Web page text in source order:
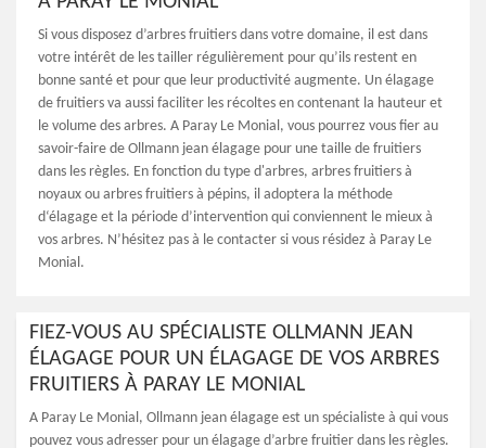
Si vous disposez d’arbres fruitiers dans votre domaine, il est dans
votre intérêt de les tailler régulièrement pour qu’ils restent en
bonne santé et pour que leur productivité augmente. Un élagage
de fruitiers va aussi faciliter les récoltes en contenant la hauteur et
le volume des arbres. A Paray Le Monial, vous pourrez vous fier au
savoir-faire de Ollmann jean élagage pour une taille de fruitiers
dans les règles. En fonction du type d'arbres, arbres fruitiers à
noyaux ou arbres fruitiers à pépins, il adoptera la méthode
d‘élagage et la période d’intervention qui conviennent le mieux à
vos arbres. N’hésitez pas à le contacter si vous résidez à Paray Le
Monial.
FIEZ-VOUS AU SPÉCIALISTE OLLMANN JEAN
ÉLAGAGE POUR UN ÉLAGAGE DE VOS ARBRES
FRUITIERS À PARAY LE MONIAL
A Paray Le Monial, Ollmann jean élagage est un spécialiste à qui vous
pouvez vous adresser pour un élagage d’arbre fruitier dans les règles.